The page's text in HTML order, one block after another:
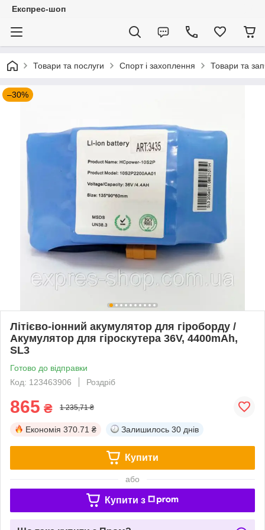
Експрес-шоп
Товари та послуги Спорт і захоплення Товари та
–30%
Літієво-іонний акумулятор для гіроборду /
Акумулятор для гіроскутера 36V, 4400mAh,
SL3
Готово до відправки
Код: 123463906
Роздріб
865 ₴ 1 235,71 ₴
Економія 370.71 ₴ Залишилось 30 днів
Купити
або
Купити з